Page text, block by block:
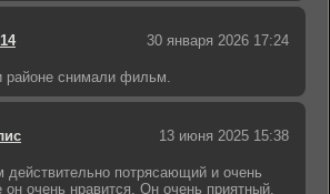
30 января 2026 17:24
районе снимали фильм.
13 июня 2025 15:38
действительно потрясающий и очень
очень нравится. Он очень приятный.